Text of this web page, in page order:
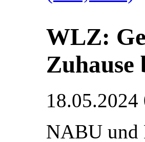
WLZ:
Zuhause
18.05.2024
NABU und